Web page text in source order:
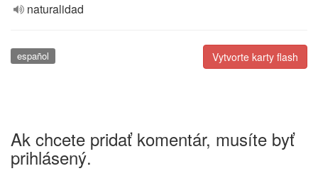
naturalidad
Vytvorte karty flash
español
Ak chcete pridať komentár, musíte byť
prihlásený.